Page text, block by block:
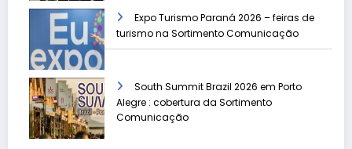
Expo Turismo Paraná 2026 – feiras de
turismo na Sortimento Comunicação
South Summit Brazil 2026 em Porto
Alegre : cobertura da Sortimento
Comunicação